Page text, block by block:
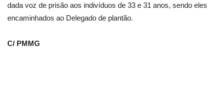
dada voz de prisão aos indivíduos de 33 e 31 anos, sendo eles
encaminhados ao Delegado de plantão.
C/ PMMG